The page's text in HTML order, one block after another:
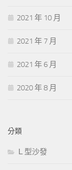
2021 年 10 月
2021 年 7 月
2021 年 6 月
2020 年 8 月
分類
Ｌ型沙發